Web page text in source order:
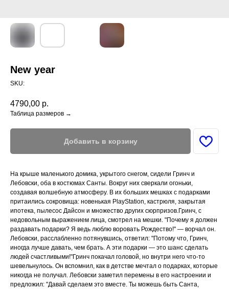
New year
SKU:
4790,00 р.
Таблица размеров →
Добавить в корзину
На крыше маленького домика, укрытого снегом, сидели Гринч и
Лебовски, оба в костюмах Санты. Вокруг них сверкали огоньки,
создавая волшебную атмосферу. В их больших мешках с подарками
притаились сокровища: новенькая PlayStation, кастрюля, закрытая
ипотека, пылесос Дайсон и множество других сюрпризов.Гринч, с
недовольным выражением лица, смотрел на мешки. "Почему я должен
раздавать подарки? Я ведь люблю воровать Рождество!" — ворчал он.
Лебовски, расслабленно потянувшись, ответил: "Потому что, Гринч,
иногда лучше давать, чем брать. А эти подарки — это шанс сделать
людей счастливыми!"Гринч покачал головой, но внутри него что-то
шевельнулось. Он вспомнил, как в детстве мечтал о подарках, которые
никогда не получал. Лебовски заметил перемены в его настроении и
предложил: "Давай сделаем это вместе. Ты можешь быть Санта,